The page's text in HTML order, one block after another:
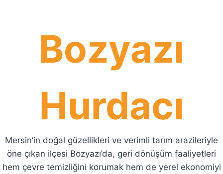
Bozyazı
Hurdacı
Mersin’in doğal güzellikleri ve verimli tarım arazileriyle
öne çıkan ilçesi Bozyazı’da, geri dönüşüm faaliyetleri
hem çevre temizliğini korumak hem de yerel ekonomiyi